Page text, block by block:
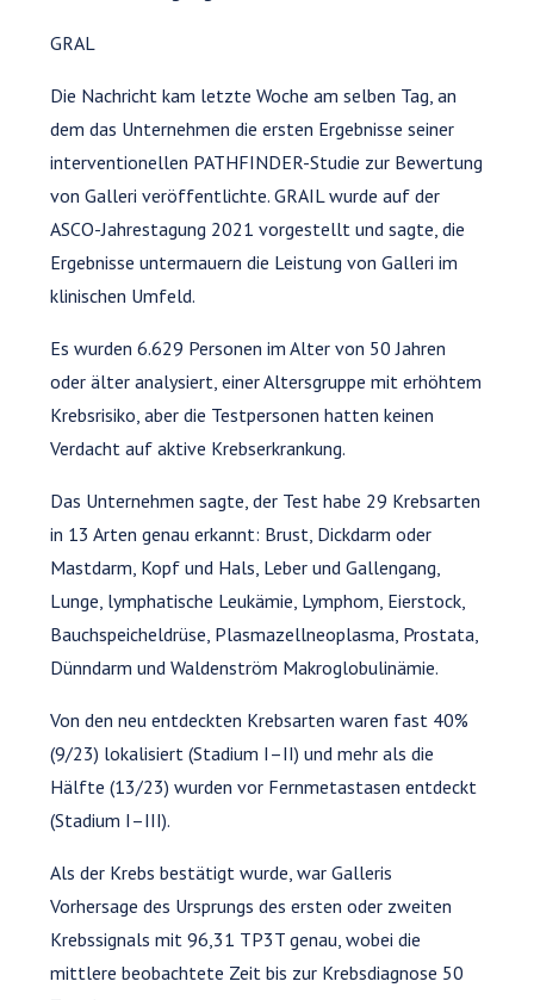
GRAL
Die Nachricht kam letzte Woche am selben Tag, an
dem das Unternehmen die ersten Ergebnisse seiner
interventionellen PATHFINDER-Studie zur Bewertung
von Galleri veröffentlichte. GRAIL wurde auf der
ASCO-Jahrestagung 2021 vorgestellt und sagte, die
Ergebnisse untermauern die Leistung von Galleri im
klinischen Umfeld.
Es wurden 6.629 Personen im Alter von 50 Jahren
oder älter analysiert, einer Altersgruppe mit erhöhtem
Krebsrisiko, aber die Testpersonen hatten keinen
Verdacht auf aktive Krebserkrankung.
Das Unternehmen sagte, der Test habe 29 Krebsarten
in 13 Arten genau erkannt: Brust, Dickdarm oder
Mastdarm, Kopf und Hals, Leber und Gallengang,
Lunge, lymphatische Leukämie, Lymphom, Eierstock,
Bauchspeicheldrüse, Plasmazellneoplasma, Prostata,
Dünndarm und Waldenström Makroglobulinämie.
Von den neu entdeckten Krebsarten waren fast 40%
(9/23) lokalisiert (Stadium I–II) und mehr als die
Hälfte (13/23) wurden vor Fernmetastasen entdeckt
(Stadium I–III).
Als der Krebs bestätigt wurde, war Galleris
Vorhersage des Ursprungs des ersten oder zweiten
Krebssignals mit 96,31 TP3T genau, wobei die
mittlere beobachtete Zeit bis zur Krebsdiagnose 50